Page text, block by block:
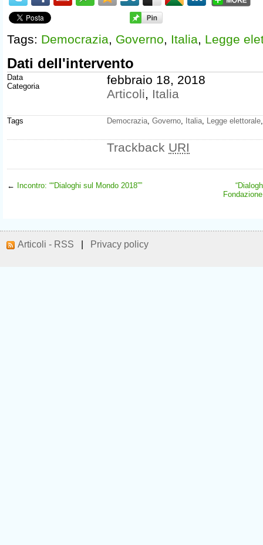
Tags: Democrazia, Governo, Italia, Legge
Dati dell'intervento
Data
Categoria
febbraio 18, 2018
Articoli, Italia
Tags Democrazia Governo Italia Legge elettorale
Trackback URI
← Incontro: ““Dialoghi sul Mondo 2018””
Articoli - RSS Privacy policy